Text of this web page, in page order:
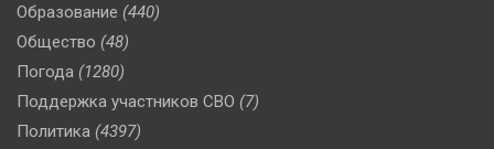
Образование (440)
Общество (48)
Погода (1280)
Поддержка участников СВО (7)
Политика (4397)